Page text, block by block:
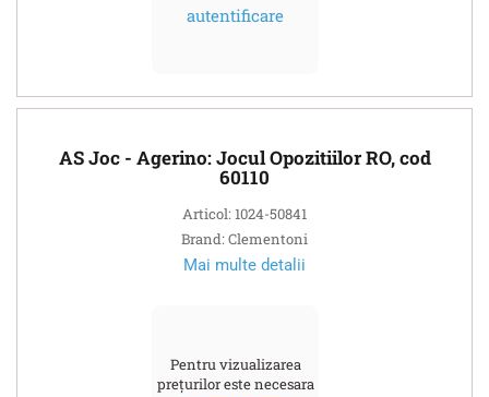
autentificare
AS Joc - Agerino: Jocul Opozitiilor RO, cod
60110
Articol: 1024-50841
Brand: Clementoni
Mai multe detalii
Pentru vizualizarea
prețurilor este necesara